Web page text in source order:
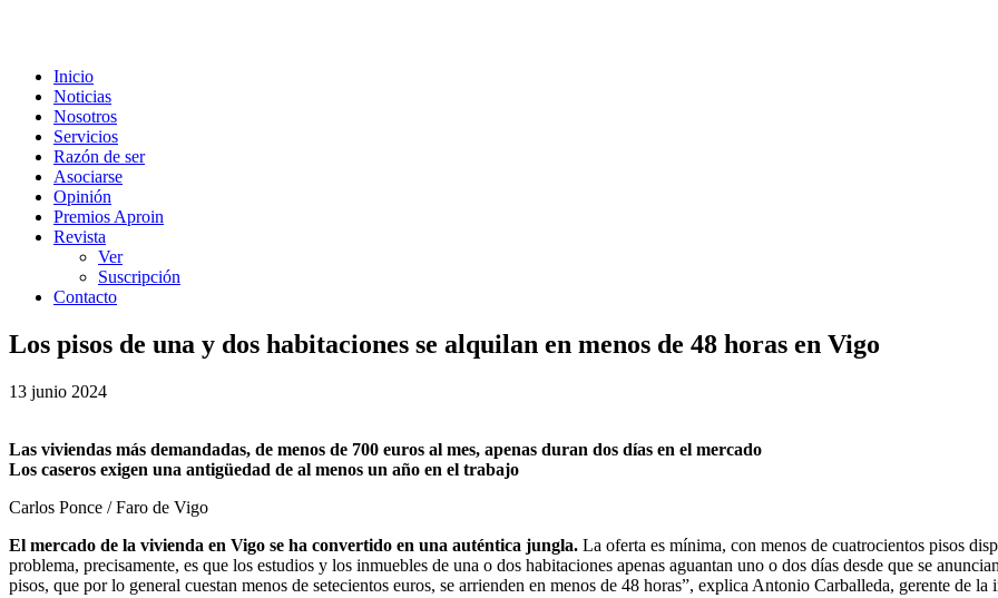
Inicio
Noticias
Nosotros
Servicios
Razón de ser
Asociarse
Opinión
Premios Aproin
Revista
Ver
Suscripción
Contacto
Los pisos de una y dos habitaciones se alquilan en menos de 48 horas en Vigo
13 junio 2024
Las viviendas más demandadas, de menos de 700 euros al mes, apenas duran dos días en el mercado
Los caseros exigen una antigüedad de al menos un año en el trabajo
Carlos Ponce / Faro de Vigo
El mercado de la vivienda en Vigo se ha convertido en una auténtica jungla. La oferta es mínima, con menos de cuatrocientos pisos
problema, precisamente, es que los estudios y los inmuebles de una o dos habitaciones apenas aguantan uno o dos días desde que se
pisos, que por lo general cuestan menos de setecientos euros, se arrienden en menos de 48 horas”, explica Antonio Carballeda, gerente de